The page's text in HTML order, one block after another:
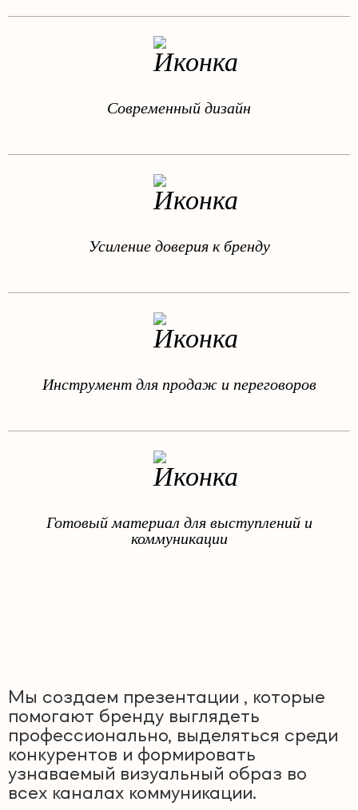
Современный дизайн
Усиление доверия к бренду
Инструмент для продаж и переговоров
Готовый материал для выступлений и
коммуникации
Мы создаем презентации , которые
помогают бренду выглядеть
профессионально, выделяться среди
конкурентов и формировать
узнаваемый визуальный образ во
всех каналах коммуникации.